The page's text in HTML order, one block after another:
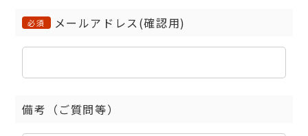
必須 メールアドレス(確認用)
備考（ご質問等）